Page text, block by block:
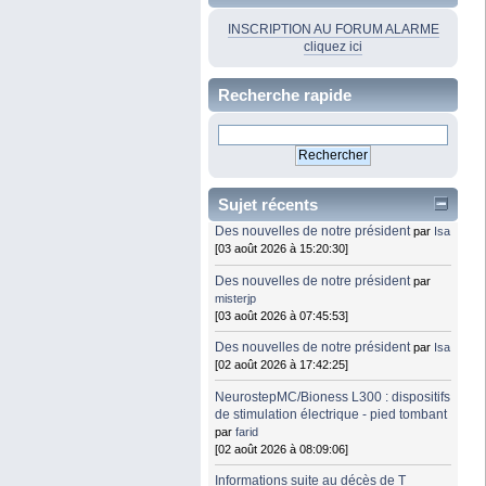
INSCRIPTION AU FORUM ALARME
cliquez ici
Recherche rapide
Sujet récents
Des nouvelles de notre président par Isa
[03 août 2026 à 15:20:30]
Des nouvelles de notre président par
misterjp
[03 août 2026 à 07:45:53]
Des nouvelles de notre président par Isa
[02 août 2026 à 17:42:25]
NeurostepMC/Bioness L300 : dispositifs
de stimulation électrique - pied tombant
parfarid
[02 août 2026 à 08:09:06]
Informations suite au décès de T